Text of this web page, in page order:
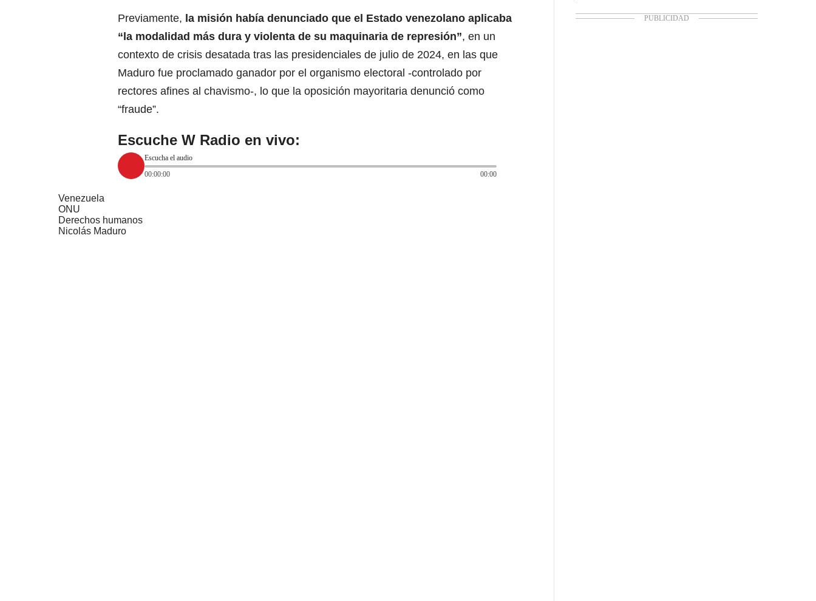
Previamente, la misión había denunciado que el Estado venezolano aplicaba
“la modalidad más dura y violenta de su maquinaria de represión”, en un
contexto de crisis desatada tras las presidenciales de julio de 2024, en las que
Maduro fue proclamado ganador por el organismo electoral -controlado por
rectores afines al chavismo-, lo que la oposición mayoritaria denunció como
“fraude”.
Escuche W Radio en vivo:
Escucha el audio
00:00:00
00:00
Venezuela
ONU
Derechos humanos
Nicolás Maduro